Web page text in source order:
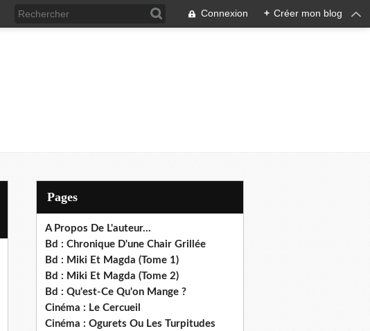
Connexion + Créer mon blog
Pages
A Propos De L'auteur...
Bd : Chronique D'une Chair Grillée
Bd : Miki Et Magda (Tome 1)
Bd : Miki Et Magda (Tome 2)
Bd : Qu'est-Ce Qu'on Mange ?
Cinéma : Le Cercueil
Cinéma : Ogurets Ou Les Turpitudes